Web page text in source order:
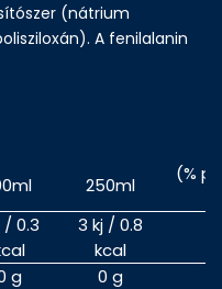
(nátrium
A fenilalanin
250ml
(%
/ 0.3
3 kj / 0.8
kcal
g 0 g